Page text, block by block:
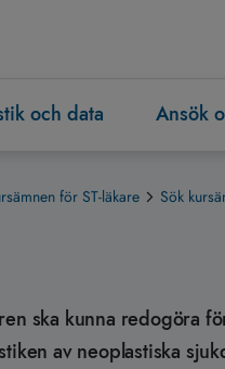
och data Ansök
för ST-läkare Sök
ska kunna redogöra
av neoplastiska